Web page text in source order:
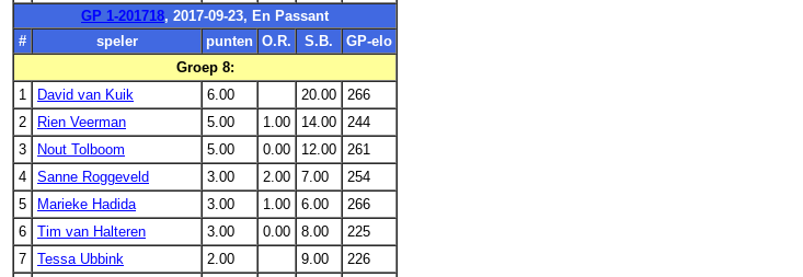
GP 1-201718, 2017-09-23, En Passant
#
speler punten O.R. S.B.
GP-elo
Groep 8:
1
David van Kuik 6.00 20.00
266
2
Rien Veerman 5.00 1.00 14.00
244
3
Nout Tolboom 5.00 0.00 12.00
261
4
Sanne Roggeveld 3.00 2.00 7.00
254
5
Marieke Hadida 3.00 1.00 6.00
266
6
Tim van Halteren 3.00 0.00 8.00
225
7
Tessa Ubbink 2.00 9.00
226